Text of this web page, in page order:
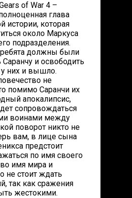
of War 4 –
глава
истории, которая
около Маркуса
подразделения.
ребята должны были
Саранчу и освободить
них и вышло.
не
помимо Саранчи их
апокалипсис,
сопровождаться
воинами между
поворот никто не
вам, в лице сына
предстоит
по имя своего
имя мира и
не стоит ждать
так как сражения
жестокими.